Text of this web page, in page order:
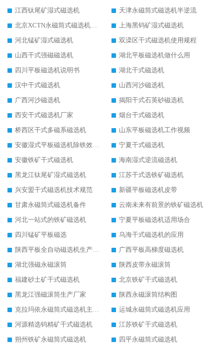
江西钛尾矿湿式磁选机
天津永磁筒式磁选机半逆流
北京XCTN永磁筒式磁选机磁块位置
上海黑钨矿湿式磁选机
河北锰矿湿式磁选机
双滦区干式磁选机使用规程
山西干式强磁磁选机
湖北平板磁选机做什么用
四川平板磁选机说明书
湖北干式磁选机
汉中干式磁选机
山西河沙磁选机
广西河沙磁选机
揭阳干式石英砂磁选机
西安干式磁选机厂家
烟台干式磁选机
桥西区干式多磁系磁选机
山东平板磁选机工作视频
安徽湿式平板磁选机除铁效果怎么样
宁夏干式磁选机
安徽铁矿干式磁选机
海南湿式逆流磁选机
黑龙江钛尾矿湿式磁选机
江苏干式选铁矿磁选机
兴安盟干式磁选机技术规范
新疆平板磁选机皮带
甘肃永磁筒式磁选机备件
云南未来有前景的铁矿磁选机
河北一站式的铁矿磁选机
宁夏平板磁选机适用场合
四川锰矿平板磁选
乌海干式磁选机的应用
陕西平板全自动磁选机生产厂家
广西平板高梯度磁选机
湖北强磁永磁滚筒
陕西皮带永磁滚筒
福建砂土矿干式磁选机
北京铁矿干式磁选机
黑龙江强磁滚筒生产厂家
陕西永磁滚筒结构图
克拉玛依永磁筒式磁选机主要技术参数
运城永磁筒式磁选机应用
河源精选钨精矿干式磁选机
江苏铁矿干式磁选机
朔州铁矿永磁筒式磁选机
四平永磁筒式磁选机